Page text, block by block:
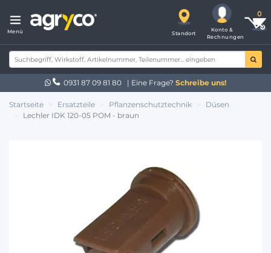
Menü Standort
Konto &
Rechnungen
0931 87 09 81 80 | Eine Frage? Schreibe uns!
Startseite Ersatzteile Pflanzenschutztechnik
Düsen
Lechler IDK 120-05 POM - braun